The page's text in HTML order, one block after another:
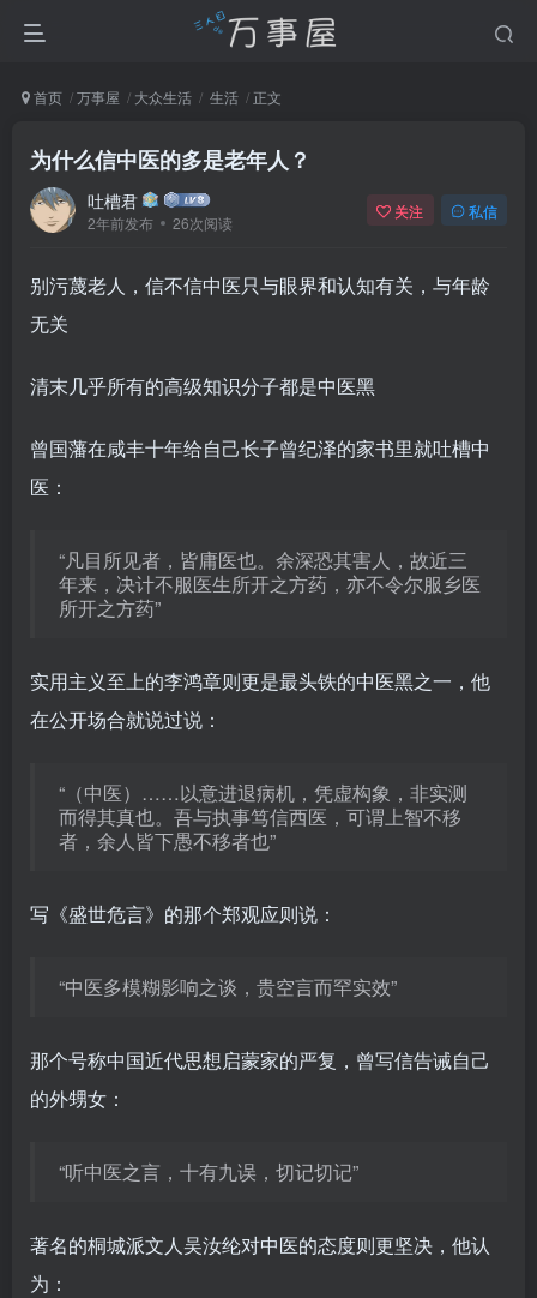
首页 万事屋 大众生活 生活 正文
为什么信中医的多是老年人？
吐槽君
2年前发布 26次阅读
关注 私信
别污蔑老人，信不信中医只与眼界和认知有关，与年龄
无关
清末几乎所有的高级知识分子都是中医黑
曾国藩在咸丰十年给自己长子曾纪泽的家书里就吐槽中
医：
“凡目所见者，皆庸医也。余深恐其害人，故近三
年来，决计不服医生所开之方药，亦不令尔服乡医
所开之方药”
实用主义至上的李鸿章则更是最头铁的中医黑之一，他
在公开场合就说过说：
“（中医）……以意进退病机，凭虚构象，非实测
而得其真也。吾与执事笃信西医，可谓上智不移
者，余人皆下愚不移者也”
写《盛世危言》的那个郑观应则说：
“中医多模糊影响之谈，贵空言而罕实效”
那个号称中国近代思想启蒙家的严复，曾写信告诫自己
的外甥女：
“听中医之言，十有九误，切记切记”
著名的桐城派文人吴汝纶对中医的态度则更坚决，他认
为：